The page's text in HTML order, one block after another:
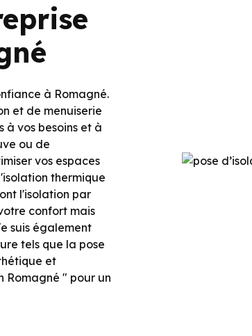
à Romagné.
et de menuiserie
à vos besoins et à
ou de
vos espaces
thermique
l'isolation par
confort mais
suis également
tels que la pose
et
Romagné " pour un